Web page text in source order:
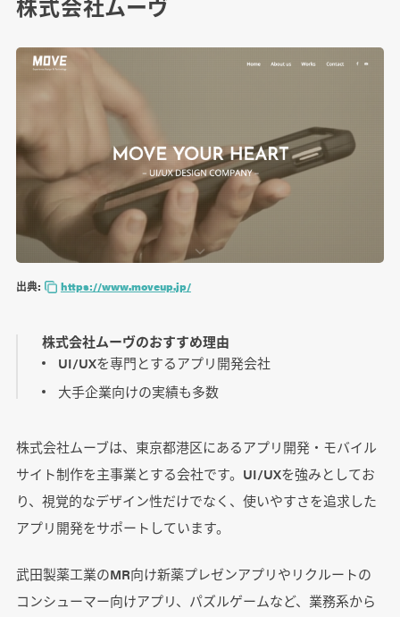
出典: https://www.moveup.jp/
株式会社ムーヴのおすすめ理由
UI/UXを専門とするアプリ開発会社
大手企業向けの実績も多数
株式会社ムーブは、東京都港区にあるアプリ開発・モバイル
サイト制作を主事業とする会社です。UI/UXを強みとしてお
り、視覚的なデザイン性だけでなく、使いやすさを追求した
アプリ開発をサポートしています。
武田製薬工業のMR向け新薬プレゼンアプリやリクルートの
コンシューマー向けアプリ、パズルゲームなど、業務系から